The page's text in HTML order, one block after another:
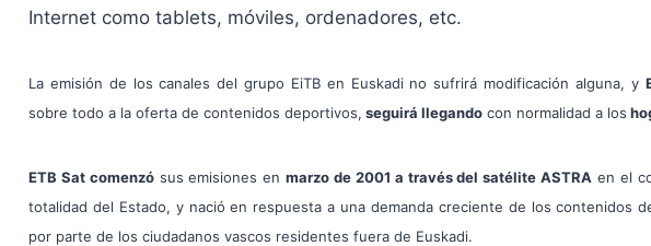
Internet como tablets, móviles, ordenadores, etc.
La emisión de los canales del grupo EiTB en Euskadi no sufrirá modificación alguna, y
sobre todo a la oferta de contenidos deportivos, seguirá llegando con normalidad a los
ETB Sat comenzósus emisiones enmarzo de 2001 a través del satélite ASTRA en el
totalidad del Estado, y nació en respuesta a una demanda creciente de los contenidos
por parte de los ciudadanos vascos residentes fuera de Euskadi.